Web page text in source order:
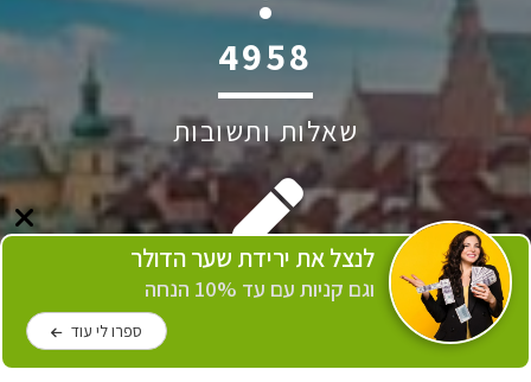
6045
שאלות ותשובות
255
כותבים באתר
לנצל את ירידת שער הדולר
וגם קניות עם עד 10% הנחה
ספרו לי עוד